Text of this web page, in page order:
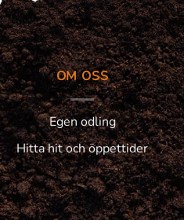
OM OSS
Egen odling
Hitta hit och öppettider